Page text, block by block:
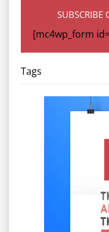
SUBSCRIBE
[mc4wp_form
Tags